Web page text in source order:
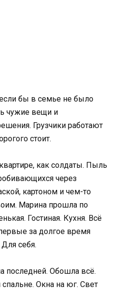
бы в семье не было
чужие вещи и
Грузчики работают
стоит.
как солдаты. Пыль
через
картоном и чем-то
Марина прошла по
Гостиная. Кухня. Всё
за долгое время
себя.
последней. Обошла всё.
Окна на юг. Свет